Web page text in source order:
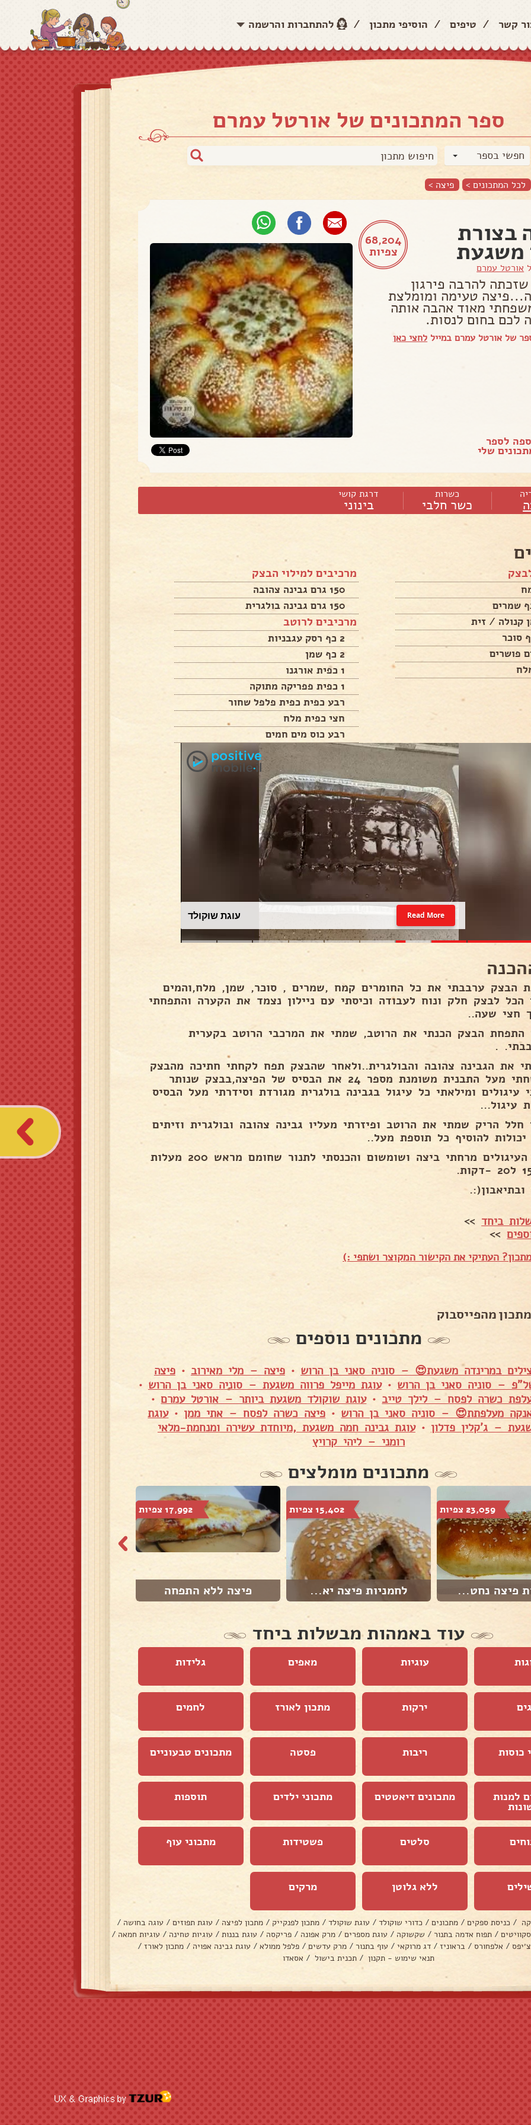
קשר / טיפים / הוסיפי מתכון / להתחברות והרשמה
ספר המתכונים של אורטל עמרם
חפשי בספר
לכל המתכונים > פיצה >
68,204
צפיות
בצורת
משגעת
אורטל עמרם
להרבה פירגון
טעימה ומומלצת
מאוד אהבה אותה
לכם בחום לנסות.
של אורטל עמרם במייל לחצי כאן
לספר
שלי
כשרות
כשר חלבי
דרגת קושי
בינוני
מרכיבים למילוי הבצק
150 גרם גבינה צהובה
150 גרם גבינה בולגרית
מרכיבים לרוטב
2 כף רסק עגבניות
2 כף שמן
1 כפית אורגנו
1 כפית פפריקה מתוקה
רבע כפית כפית פלפל שחור
חצי כפית מלח
רבע כוס מים חמים
עוגת שוקולד Read More
הבצק ערבבתי את כל החומרים קמח ,שמרים , סוכר, שמן, מלח,והמים
הכל לבצק חלק ונוח לעבודה וכיסתי עם ניילון נצמד את הקערה והתפחתי
חצי שעה..
התפחת הבצק הכנתי את הרוטב, שמתי את המרכבי הרוטב בקערית
.
את הגבינה צהובה והבולגרית..ולאחר שהבצק תפח לקחתי חתיכה מהבצק
ושיטחתי מעל התבנית משומנת מספר 24 את הבסיס של הפיצה,בבצק שנותר
עיגולים ומילאתי כל עיגול בגבינה בולגרית מגורדת וסידרתי מעל הבסיס
עיגול...
חלל הריק שמתי את הרוטב ופיזרתי מעליו גבינה צהובה ובולגרית וזיתים
להוסיף כל תוספת מעל..
מעל העיגולים מרחתי ביצה ושומשום והכנסתי לתנור שחומם מראש 200 מעלות
ובתיאבון(:.
ביחד >>
>>
העתיקי את הקישור המקוצר ושתפי :)
מהפייסבוק
מתכונים נוספים
במרינדה משגעת😍 – סוניה סאני בן הרוש •פיצה – מלי מאירוב •פיצה
– סוניה סאני בן הרוש •עוגת מייפל פרווה משגעת – סוניה סאני בן הרוש •
כשרה לפסח – לילך טייב •עוגת שוקולד משגעת ביותר – אורטל עמרם•
מעלפתת😍 – סוניה סאני בן הרוש • פיצה כשרה לפסח – אתי ממן •עוגת
– ג'קלין פדלון •עוגת גבינה חמה משגעת ,מיוחדת עשירה ומנחמת-מלאי
רומני – ליהי קרויץ
מתכונים מומלצים
23,059 צפיות
פיצה נחט...
15,402 צפיות
לחמניות פיצה יא...
17,992 צפיות
פיצה ללא התפחה
עוד באמהות מבשלות ביחד
עוגיות מאפים גלידות
ירקות מתכון לאורז לחמים
כוסות ריבות פסטה מתכונים טבעוניים
למנות מתכונים דיאטטים מתכוני ילדים תוספות
סלטים פשטידות מתכוני עוף
ללא גלוטן מרקים
/ כניסת ספקים / מתכונים / כדורי שוקולד / עוגת שוקולד / מתכון לפנקייק / מתכון לפיצה / עוגת תפוזים / עוגה בחושה /
/ תפוח אדמה בתנור / שקשוקה / עוגת מספרים / מרק אפונה / פריקסה / עוגת בננות / עוגיות טחינה / עוגיות חמאה /
/ אלפחורס / בראוניז / דג מרוקאי / עוף בתנור / מרק עדשים / פלפל ממולא / עוגת גבינה אפויה / מתכון לאורז /
תנאי שימוש - תקנון / תכנית בישול / אסאדו